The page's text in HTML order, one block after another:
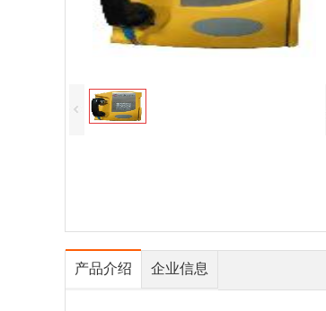
产品介绍 企业信息